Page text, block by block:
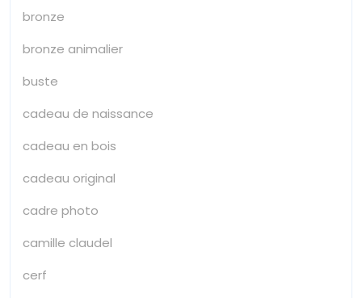
bronze
bronze animalier
buste
cadeau de naissance
cadeau en bois
cadeau original
cadre photo
camille claudel
cerf